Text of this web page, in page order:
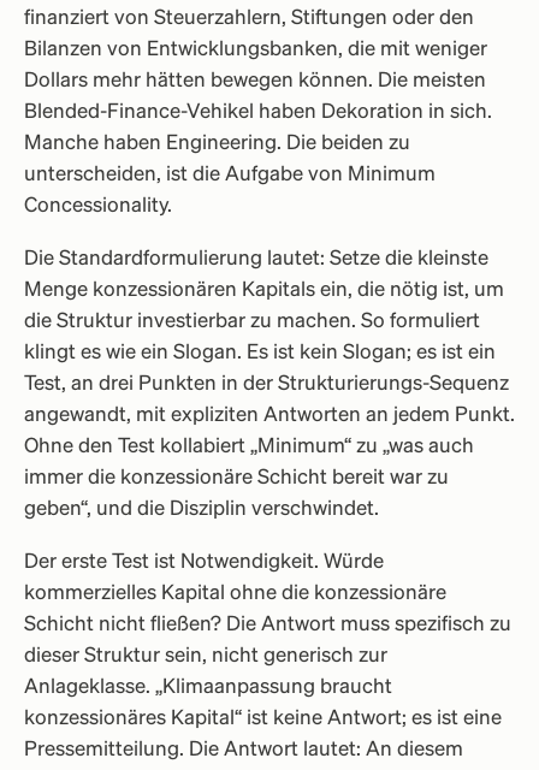
finanziert von Steuerzahlern, Stiftungen oder den
Bilanzen von Entwicklungsbanken, die mit weniger
Dollars mehr hätten bewegen können. Die meisten
Blended-Finance-Vehikel haben Dekoration in sich.
Manche haben Engineering. Die beiden zu
unterscheiden, ist die Aufgabe von Minimum
Concessionality.
Die Standardformulierung lautet: Setze die kleinste
Menge konzessionären Kapitals ein, die nötig ist, um
die Struktur investierbar zu machen. So formuliert
klingt es wie ein Slogan. Es ist kein Slogan; es ist ein
Test, an drei Punkten in der Strukturierungs-Sequenz
angewandt, mit expliziten Antworten an jedem Punkt.
Ohne den Test kollabiert „Minimum“ zu „was auch
immer die konzessionäre Schicht bereit war zu
geben“, und die Disziplin verschwindet.
Der erste Test ist Notwendigkeit. Würde
kommerzielles Kapital ohne die konzessionäre
Schicht nicht fließen? Die Antwort muss spezifisch zu
dieser Struktur sein, nicht generisch zur
Anlageklasse. „Klimaanpassung braucht
konzessionäres Kapital“ ist keine Antwort; es ist eine
Pressemitteilung. Die Antwort lautet: An diesem